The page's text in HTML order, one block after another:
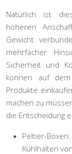
Natürlich ist
höheren
Gewicht
mehrfacher
Sicherheit und
können auf
Produkte
machen zu
die Entscheidung
Peltier-Boxen:
Kühlhalten